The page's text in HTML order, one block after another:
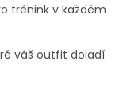
trénink v každém
váš outfit doladí